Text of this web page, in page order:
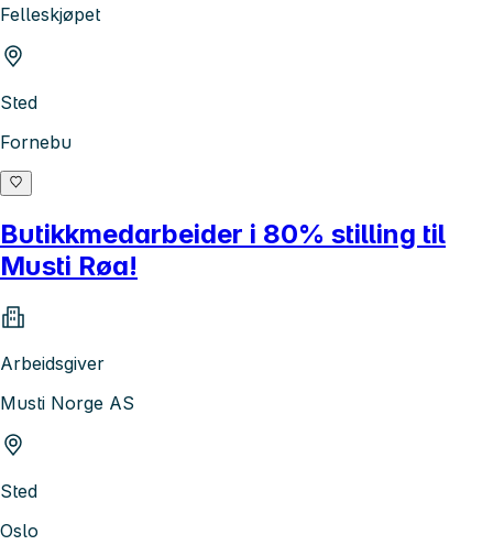
Felleskjøpet
Sted
Fornebu
Butikkmedarbeider i 80% stilling til
Musti Røa!
Arbeidsgiver
Musti Norge AS
Sted
Oslo